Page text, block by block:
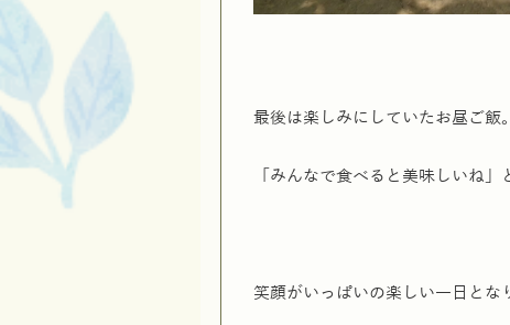
最後は楽しみにしていたお昼ご飯。
「みんなで食べると美味しいね
笑顔がいっぱいの楽しい一日とな